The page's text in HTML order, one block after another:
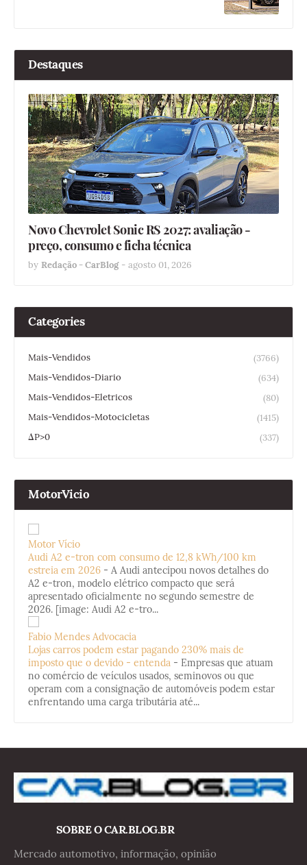
Destaques
Novo Chevrolet Sonic RS 2027: avaliação -
preço, consumo e ficha técnica
by Redação - CarBlog - agosto 01, 2026
Categories
Mais-Vendidos
(3766)
Mais-Vendidos-Diario
(634)
Mais-Vendidos-Eletricos
(80)
Mais-Vendidos-Motocicletas
(1415)
ΔP>0
(337)
MotorVicio
Motor Vício
Audi A2 e-tron com consumo de 12,8 kWh/100 km
estreia em 2026 - A Audi antecipou novos detalhes do
A2 e-tron, modelo elétrico compacto que será
apresentado oficialmente no segundo semestre de
2026. [image: Audi A2 e-tro...
Fabio Mendes Advocacia
Lojas carros podem estar pagando 230% mais de
imposto que o devido - entenda - Empresas que atuam
no comércio de veículos usados, seminovos ou que
operam com a consignação de automóveis podem estar
enfrentando uma carga tributária até...
SOBRE O CAR.BLOG.BR
Mercado automotivo, informação, opinião